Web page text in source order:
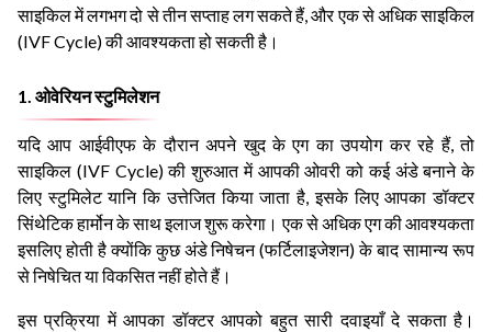
साइकिल में लगभग दो से तीन सप्ताह लग सकते हैं, और एक से अधिक साइकिल
(IVF Cycle) की आवश्यकता हो सकती है।
1. ओवेरियन स्टुमिलेशन
यदि आप आईवीएफ के दौरान अपने खुद के एग का उपयोग कर रहे हैं, तो
साइकिल (IVF Cycle) की शुरुआत में आपकी ओवरी को कई अंडे बनाने के
लिए स्टुमिलेट यानि कि उत्तेजित किया जाता है, इसके लिए आपका डॉक्टर
सिंथेटिक हार्मोन के साथ इलाज शुरू करेगा। एक से अधिक एग की आवश्यकता
इसलिए होती है क्योंकि कुछ अंडे निषेचन (फर्टिलाइजेशन) के बाद सामान्य रूप
से निषेचित या विकसित नहीं होते हैं।
इस प्रक्रिया में आपका डॉक्टर आपको बहुत सारी दवाइयाँ दे सकता है।